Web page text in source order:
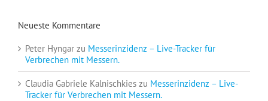
Neueste Kommentare
Peter Hyngar zu Messerinzidenz – Live-Tracker für
Verbrechen mit Messern.
Claudia Gabriele Kalnischkies zu Messerinzidenz – Live-
Tracker für Verbrechen mit Messern.